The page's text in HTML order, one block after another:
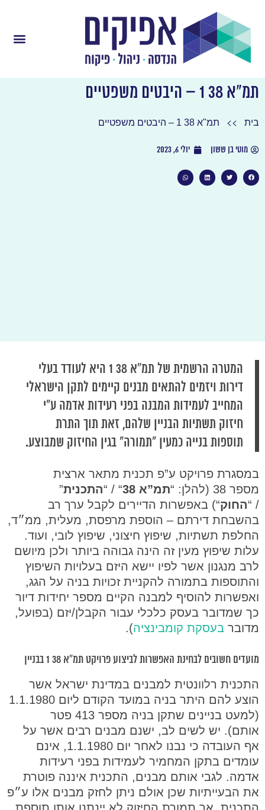
תמ"א 38 1 – היבטים משפטיים
בית >> תמ"א 38 1 – היבטים משפטיים
מוטי בן ששון יולי 6, 2023
המטרה הרשמית של תמ”א 38 1 היא לעודד בעלי
דירות ויזמים להתאים מבנים קיימים לתקן הישראלי
המחייב לעמידות המבנה בפני רעידות אדמה ע״י
חיזוק תשתיות הבניין שלהם, זאת תוך התרת
תוספות בנייה כמעין ״תמורה״ בגין החיזוק שמבוצע.
במסגרת פרויקט ע”פ תכנית מתאר ארצית
מספר 38 (להלן: “
תמ”א 38 “ / “התכנית”
/ “החוק“) באפשרות הדיירים לקבל ערך רב
בהשבחת דירתם – הוספת מרפסת, מעלית, ממ״ד,
החלפת תשתיות, שיפוץ חיצוני, שיפוץ לובי, ועוד.
עלות שיפוץ מעין זה הינה גבוהה ביותר ולכן מיושם
לרב מנגנון אשר לפיו יישא היזם בעלויות השיפוץ
והתוספות בתמורה להקניית זכויות בניה על הגג,
ואפשרות להוסיף למבנה הקיים מספר יחידות דיור
כך שמדובר בעסק כלכלי עבור הקבלן/יזם (בפועל,
מדובר בעסקת קומבינציה).
מועדים חשובים לבחינת האפשרות לביצוע פרויקט תמ”א 38 1 בבניין
התכנית רלוונטית למבנים במדינת ישראל אשר
הוצע להם היתר בניה במועד הקודם ליום 1.1.1980
(למעט בניינים שתקן בניה מספר 413 פטר
אותם). יש לשים לב, ישנם מבנים רבים אשר על
אף העובדה כי נבנו לאחר יום 1.1.1980, אינם
עומדים בתקן המחמיר לעמידות בפני רעידות
אדמה. לגבי אותם מבנים, התכנית איננה פוטרת
את הבעייתיות שכן אולם ניתן לחזק מבנים אלו ע״פ